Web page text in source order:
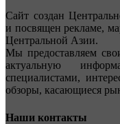
Сайт создан
и посвящен рекламе,
Центральной Азии.
Мы предоставляем
актуальную
специалистами,
обзоры, касающиеся
Наши контакты